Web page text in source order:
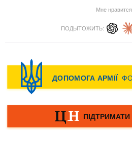
Мне нравится
ПОДЫТОЖИТЬ: